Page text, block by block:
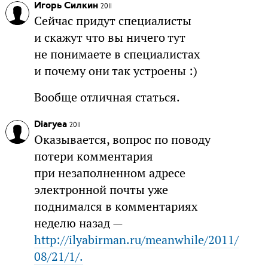
Игорь Силкин 2011
Сейчас придут специалисты
и скажут что вы ничего тут
не понимаете в специалистах
и почему они так устроены :)
Вообще отличная статься.
Diaryea 2011
Оказывается, вопрос по поводу
потери комментария
при незаполненном адресе
электронной почты уже
поднимался в комментариях
неделю назад —
http://ilyabirman.ru/meanwhile/2011/
08/21/1/.